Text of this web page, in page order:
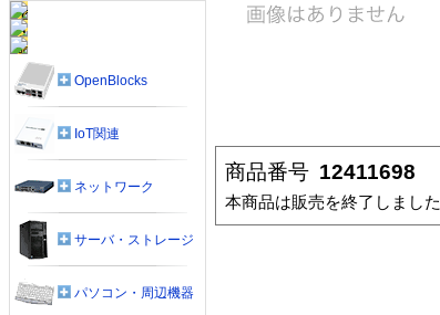
商品番号 12411698
本商品は販売を終了しました
OpenBlocks
IoT関連
ネットワーク
サーバ・ストレージ
パソコン・周辺機器